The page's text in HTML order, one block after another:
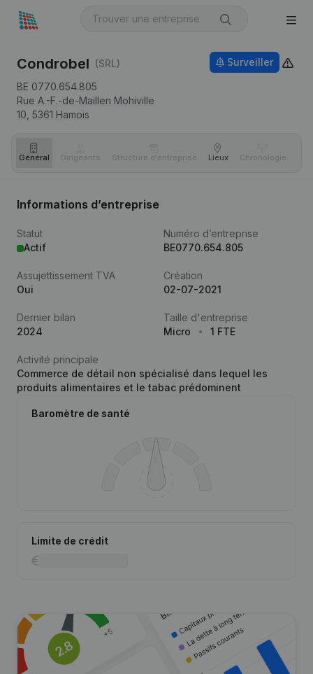
Condrobel (SRL)
BE 0770.654.805
Rue A.-F.-de-Maillen Mohiville
10, 5361 Hamois
Surveiller
Général Dirigeants Structure d'entreprise Lieux Chronologie
Informations d’entreprise
Statut
Actif
Numéro d’entreprise
BE0770.654.805
Assujettissement TVA
Oui
Création
02-07-2021
Dernier bilan
2024
Taille d'entreprise
Micro
1 FTE
Activité principale
Commerce de détail non spécialisé dans lequel les
produits alimentaires et le tabac prédominent
Baromètre de santé
Limite de crédit